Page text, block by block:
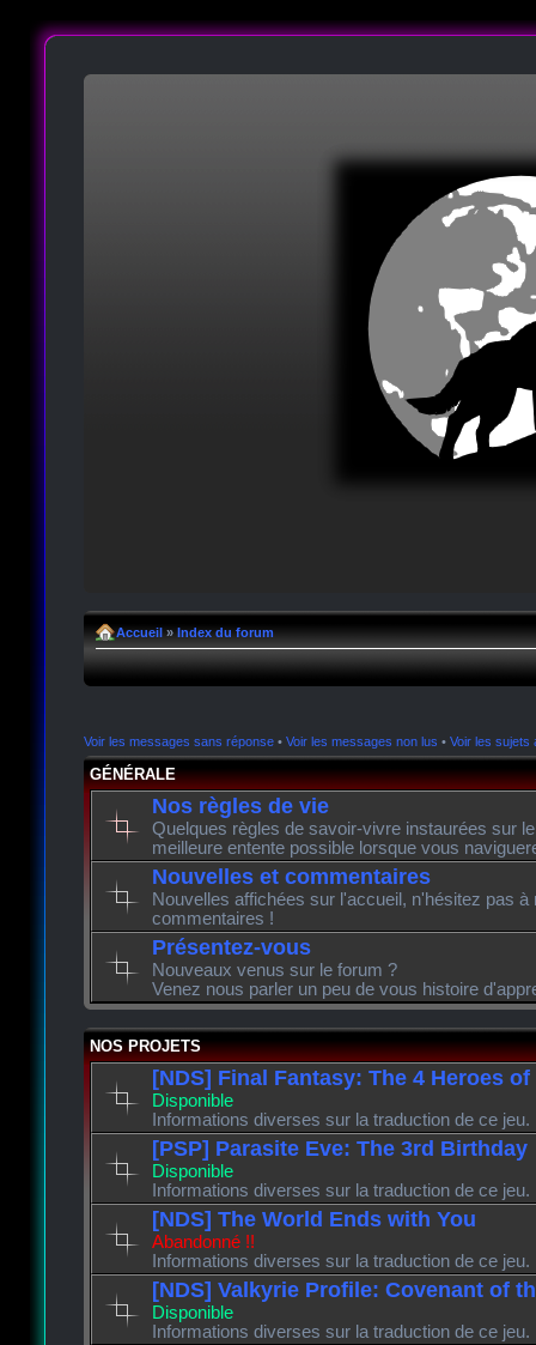
Accueil » Index du forum
Voir les messages sans réponse • Voir les messages non lus • Voir les sujets
GÉNÉRALE
Nos règles de vie
Quelques règles de savoir-vivre instaurées sur
meilleure entente possible lorsque vous
Nouvelles et commentaires
Nouvelles affichées sur l'accueil, n'hésitez pas à
commentaires !
Présentez-vous
Nouveaux venus sur le forum ?
Venez nous parler un peu de vous histoire
NOS PROJETS
[NDS] Final Fantasy: The 4 Heroes
Disponible
Informations diverses sur la traduction de ce jeu.
[PSP] Parasite Eve: The 3rd Birthday
Disponible
Informations diverses sur la traduction de ce jeu.
[NDS] The World Ends with You
Abandonné !!
Informations diverses sur la traduction de ce jeu.
[NDS] Valkyrie Profile: Covenant of
Disponible
Informations diverses sur la traduction de ce jeu.